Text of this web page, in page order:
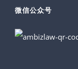
微信公众号